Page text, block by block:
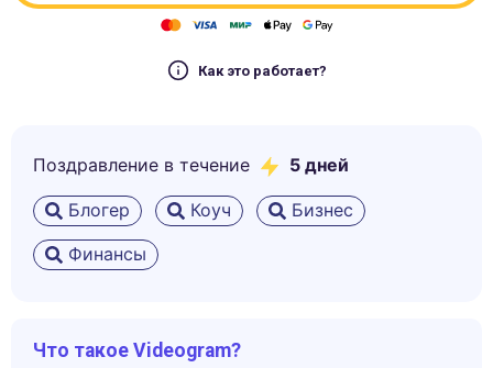
Как это работает?
Поздравление в течение 5 дней
Блогер Коуч
Бизнес
Финансы
Что такое Videogram?